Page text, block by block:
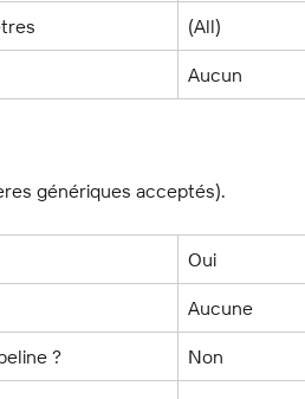
(All)
Aucun
génériques acceptés).
Oui
Aucune
? Non